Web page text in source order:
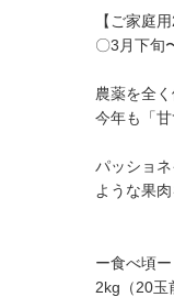
【ご家庭
〇3月下旬
農薬を全
今年も「
パッショ
ような果
ー食べ頃ー
2kg（20玉